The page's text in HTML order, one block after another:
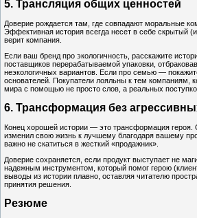
5. Трансляция общих ценностей
Доверие рождается там, где совпадают моральные
Эффективная история всегда несет в себе скрытый
верит компания.
Если ваш бренд про экологичность, расскажите
поставщиков перерабатываемой упаковки,
неэкологичных вариантов. Если про семью —
основателей. Покупатели лояльны к тем компаниям,
мира с помощью не просто слов, а реальных
6. Трансформация без
Конец хорошей истории — это трансформация
изменил свою жизнь к лучшему благодаря вашему
важно не скатиться в жесткий «продажник».
Доверие сохраняется, если продукт выступает не
надежным инструментом, который помог герою
выводы из истории плавно, оставляя читателю
принятия решения.
Резюме